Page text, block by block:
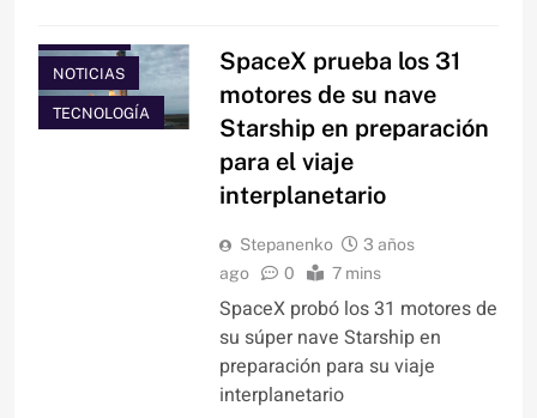
NOTICIAS
TECNOLOGÍA
SpaceX prueba los 31
motores de su nave
Starship en preparación
para el viaje
interplanetario
Stepanenko
3 años
ago
0 7 mins
SpaceX probó los 31 motores de
su súper nave Starship en
preparación para su viaje
interplanetario